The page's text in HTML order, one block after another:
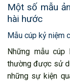
Một số mẫu
hài hước
Mẫu cúp kỷ niệm
Những mẫu
thường được sử
những sự kiện